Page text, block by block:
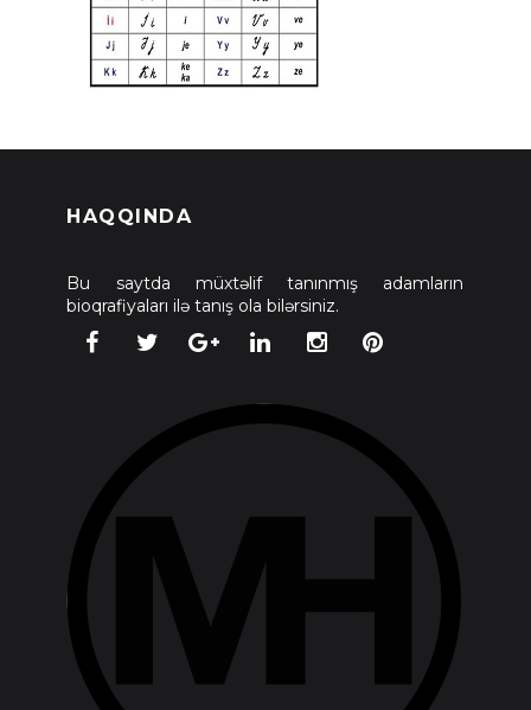
HAQQINDA
Bu saytda müxtəlif tanınmış adamların
bioqrafiyaları ilə tanış ola bilərsiniz.